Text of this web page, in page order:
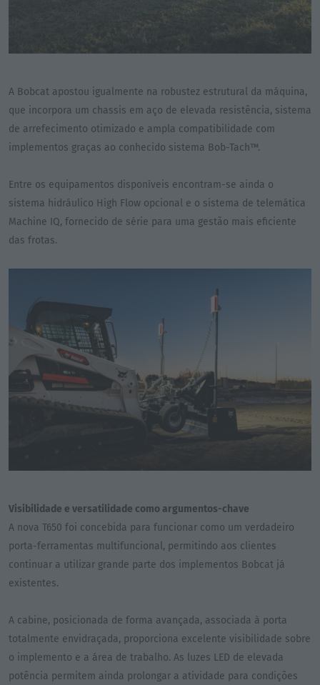
A Bobcat apostou igualmente na robustez estrutural da máquina,
que incorpora um chassis em aço de elevada resistência, sistema
de arrefecimento otimizado e ampla compatibilidade com
implementos graças ao conhecido sistema Bob-Tach™.
Entre os equipamentos disponíveis encontram-se ainda o
sistema hidráulico High Flow opcional e o sistema de telemática
Machine IQ, fornecido de série para uma gestão mais eficiente
das frotas.
Visibilidade e versatilidade como argumentos-chave
A nova T650 foi concebida para funcionar como um verdadeiro
porta-ferramentas multifuncional, permitindo aos clientes
continuar a utilizar grande parte dos implementos Bobcat já
existentes.
A cabine, posicionada de forma avançada, associada à porta
totalmente envidraçada, proporciona excelente visibilidade sobre
o implemento e a área de trabalho. As luzes LED de elevada
potência permitem ainda prolongar a atividade para condições